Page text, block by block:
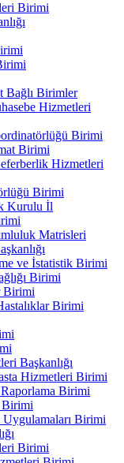
Birimi
Bağlı Birimler
Hizmetleri
Birimi
Birimi
Hizmetleri
Birimi
Kurulu İl
Matrisleri
ve İstatistik Birimi
Birimi
Birimi
Birimi
Başkanlığı
Hizmetleri Birimi
Birimi
Birimi
Birimi
Birimi